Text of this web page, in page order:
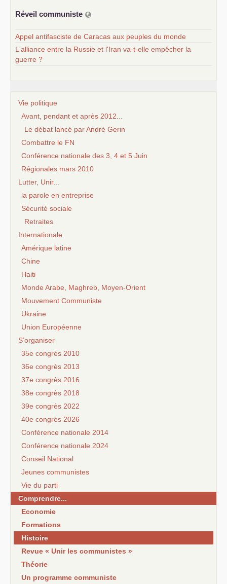
Réveil communiste
Appel antifasciste de Caracas aux peuples du monde
L'alliance entre la Russie et l'Iran va-t-elle empêcher la
guerre ?
Vie politique
Avant, pendant et après 2012...
Le débat lancé par André Gerin
Combattre le FN
Conférence nationale des 3, 4 et 5 Juin
Régionales mars 2010
Lutter, Unir...
la parole en entreprise
Sécurité sociale
Retraites
Internationale
Amérique latine
Chine
Haiti
Monde Arabe, Maghreb, Moyen-Orient
Mouvement Communiste
Ukraine
Union Européenne
S’organiser
35e congrès 2010
36e congrès 2013
37e congrès 2016
38e congrès 2018
39e congrès 2022
40e congrès 2026
Conférence nationale 2014
Conférence nationale 2024
Conseil National
Jeunes communistes
Vie du parti
Comprendre...
Economie
Formations
Histoire
Revue « Unir les communistes »
Théorie
Un programme communiste